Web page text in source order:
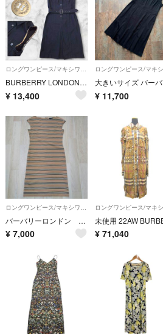
ロングワンピース/マキシワンピース
BURBERRY LONDON ワンピース ベルト付 40 ノバチェック ボタン
¥ 13,400 ¥ 11,700
バーバリーロンドン ノバボーダーワンピース ミディ丈ワンピース スリット 40
¥ 7,000 ¥ 71,040